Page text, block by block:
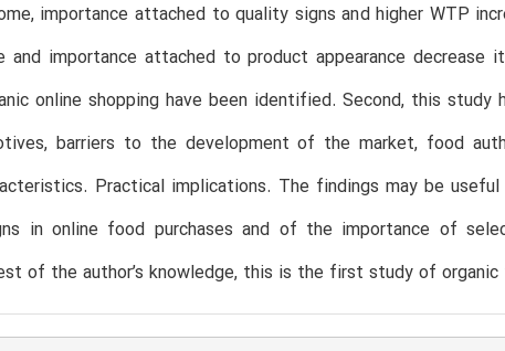
importance attached to quality signs and higher WTP
and importance attached to product appearance
online shopping have been identified. Second, this study
barriers to the development of the market, food
Practical implications. The findings may be
in online food purchases and of the importance of
of the author’s knowledge, this is the first study of organic